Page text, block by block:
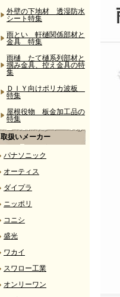
外壁の下地材 透湿防水
シート特集
雨とい 軒樋関係部材と
金具 特集
雨樋 たて樋系列部材と
掴み金具、控え金具の特
集
ＤＩＹ向けポリカ波板
特集
屋根役物 板金加工品の
特集
取扱いメーカー
パナソニック
オーティス
ダイプラ
ニッポリ
コニシ
盛光
ワカイ
スワロー工業
オンリーワン